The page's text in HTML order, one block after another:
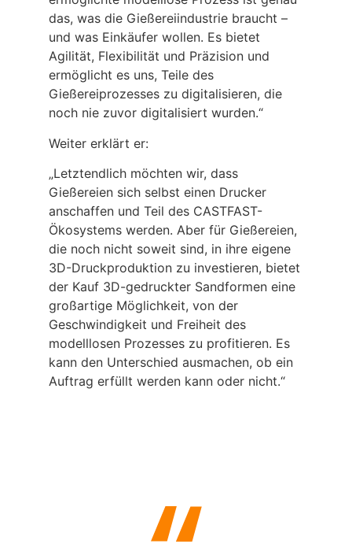
das, was die Gießereiindustrie braucht –
und was Einkäufer wollen. Es bietet
Agilität, Flexibilität und Präzision und
ermöglicht es uns, Teile des
Gießereiprozesses zu digitalisieren, die
noch nie zuvor digitalisiert wurden.“
Weiter erklärt er:
„Letztendlich möchten wir, dass
Gießereien sich selbst einen Drucker
anschaffen und Teil des CASTFAST-
Ökosystems werden. Aber für Gießereien,
die noch nicht soweit sind, in ihre eigene
3D-Druckproduktion zu investieren, bietet
der Kauf 3D-gedruckter Sandformen eine
großartige Möglichkeit, von der
Geschwindigkeit und Freiheit des
modelllosen Prozesses zu profitieren. Es
kann den Unterschied ausmachen, ob ein
Auftrag erfüllt werden kann oder nicht.“